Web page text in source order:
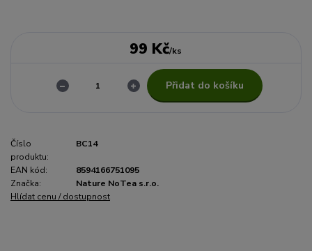
99 Kč/ks
Přidat do košíku
Číslo
produktu:
BC14
EAN kód:
8594166751095
Značka:
Nature NoTea s.r.o.
Hlídat cenu / dostupnost